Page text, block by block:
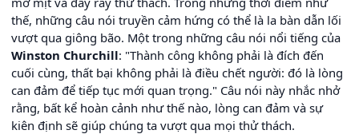
thế, những câu nói truyền cảm hứng có thể là la bàn dẫn lối
vượt qua giông bão. Một trong những câu nói nổi tiếng của
Winston Churchill: "Thành công không phải là đích đến
cuối cùng, thất bại không phải là điều chết người: đó là lòng
can đảm để tiếp tục mới quan trọng." Câu nói này nhắc nhở
rằng, bất kể hoàn cảnh như thế nào, lòng can đảm và sự
kiên định sẽ giúp chúng ta vượt qua mọi thử thách.